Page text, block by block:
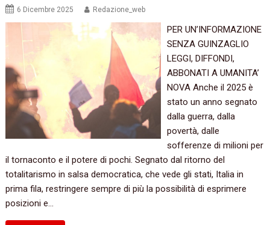
6 Dicembre 2025 Redazione_web
PER UN’INFORMAZIONE
SENZA GUINZAGLIO
LEGGI, DIFFONDI,
ABBONATI A UMANITA’
NOVA Anche il 2025 è
stato un anno segnato
dalla guerra, dalla
povertà, dalle
sofferenze di milioni per
il tornaconto e il potere di pochi. Segnato dal ritorno del
totalitarismo in salsa democratica, che vede gli stati, Italia in
prima fila, restringere sempre di più la possibilità di esprimere
posizioni e…